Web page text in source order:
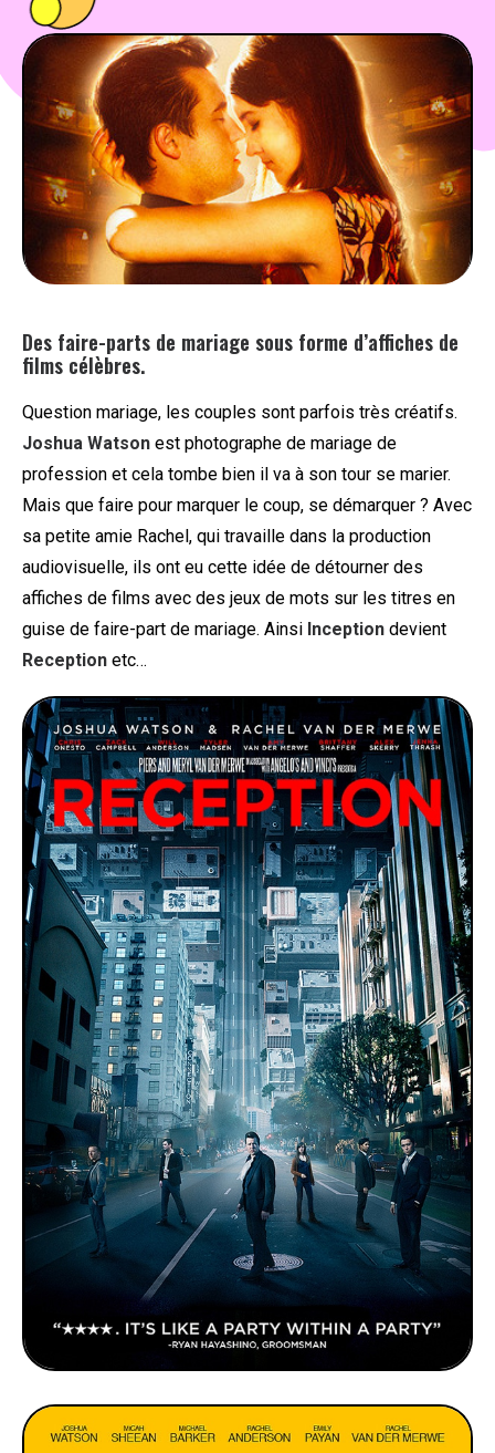
PEOPLE
FOOD
BONS PLANS
SOUTENEZ KULTT
Des faire-parts de mariage sous forme d’affiches de
films célèbres.
Question mariage, les couples sont parfois très créatifs.
Joshua Watson est photographe de mariage de
profession et cela tombe bien il va à son tour se marier.
Mais que faire pour marquer le coup, se démarquer ? Avec
sa petite amie Rachel, qui travaille dans la production
audiovisuelle, ils ont eu cette idée de détourner des
affiches de films avec des jeux de mots sur les titres en
guise de faire-part de mariage. Ainsi Inception devient
Reception etc…